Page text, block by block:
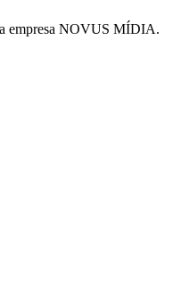
empresa NOVUS MÍDIA.